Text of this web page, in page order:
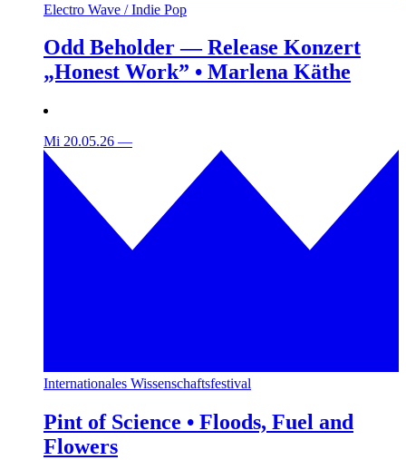
Electro Wave / Indie Pop
Odd Beholder — Release Konzert
„Honest Work” • Marlena Käthe
Mi 20.05.26 —
Internationales Wissenschaftsfestival
Pint of Science • Floods, Fuel and
Flowers